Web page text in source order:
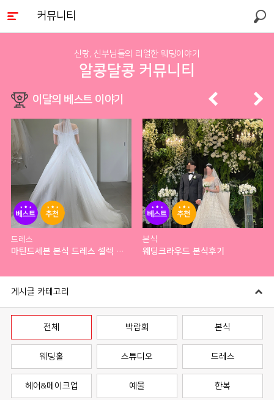
커뮤니티 검색
신랑, 신부님들의 리얼한 웨딩이야기
알콩달콩 커뮤니티
이달의 베스트 이야기
베스
트
추천
드레스
마틴드세븐 본식 드레스 셀렉 후기
베스
트
추천
본식
웨딩크라우드 본식후기
게시글 카테고리
전체 박람회 본식
웨딩홀 스튜디오 드레스
헤어&메이크업 예물 한복